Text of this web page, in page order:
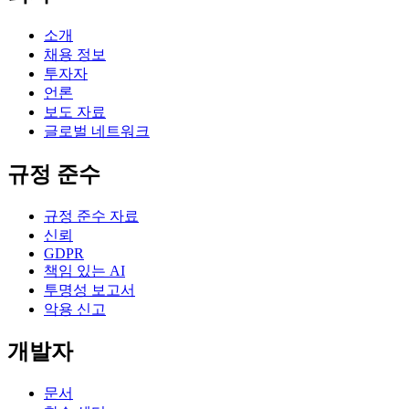
소개
채용 정보
투자자
언론
보도 자료
글로벌 네트워크
규정 준수
규정 준수 자료
신뢰
GDPR
책임 있는 AI
투명성 보고서
악용 신고
개발자
문서